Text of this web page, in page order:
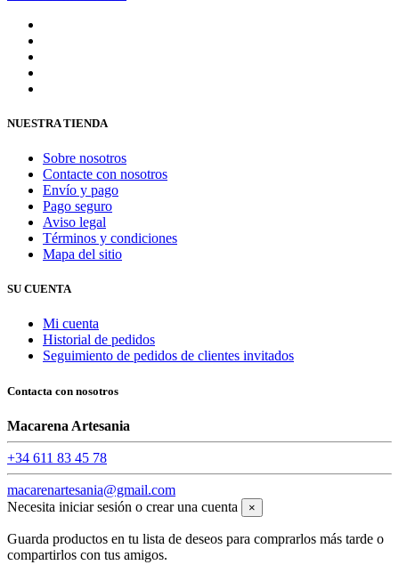
NUESTRA TIENDA
Sobre nosotros
Contacte con nosotros
Envío y pago
Pago seguro
Aviso legal
Términos y condiciones
Mapa del sitio
SU CUENTA
Mi cuenta
Historial de pedidos
Seguimiento de pedidos de clientes invitados
Contacta con nosotros
Macarena Artesania
+34 611 83 45 78
macarenartesania@gmail.com
Necesita iniciar sesión o crear una cuenta
×
Guarda productos en tu lista de deseos para comprarlos más tarde o
compartirlos con tus amigos.